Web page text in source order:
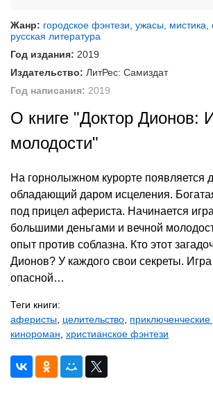
Жанр: городское фэнтези, ужасы, мистика,
русская литература
Год издания: 2019
Издательство: ЛитРес: Самиздат
Год написания: 2019
О книге "Доктор Дионов:
молодости"
На горнолыжном курорте появляется
обладающий даром исцеления.
под прицел афериста. Начинается
большими деньгами и вечной
опыт против соблазна. Кто этот
Дионов? У каждого свои секреты. Игра
опасной…
Теги книги:
аферисты, целительство, приключенческие
кинороман, христианское фэнтези